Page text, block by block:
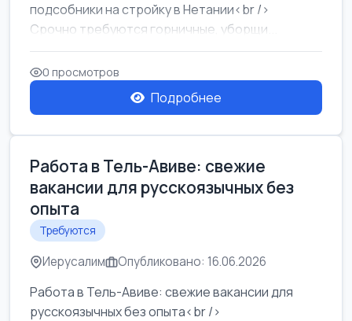
подсобники на стройку в Нетании<br />
Срочно требуются горничные, уборщи...
0 просмотров
Подробнее
Работа в Тель-Авиве: свежие
вакансии для русскоязычных без
опыта
Требуются
Иерусалим Опубликовано: 16.06.2026
Работа в Тель-Авиве: свежие вакансии для
русскоязычных без опыта<br />